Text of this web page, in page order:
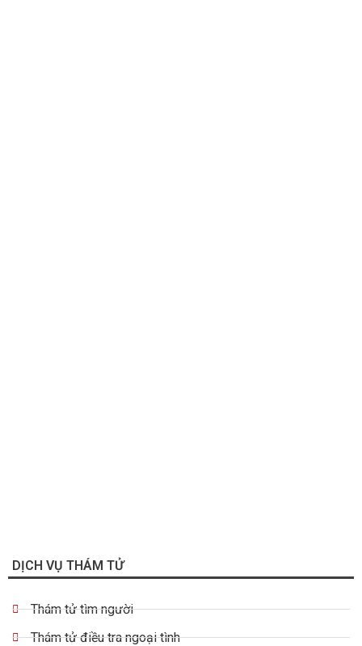
DỊCH VỤ THÁM TỬ
Thám tử tìm người
Thám tử điều tra ngoại tình